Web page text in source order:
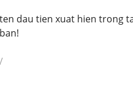
dau tien xuat hien trong